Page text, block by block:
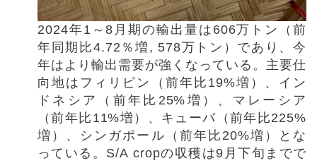
2024年1 ～8 月期の輸出量は 606万トン（前
年同期比4.72 ％増 , 578万トン）であり、今
年はより輸出需要が強くなっている。主要仕
向地はフィリピン（前年比 19%増）、イン
ドネシア（前年比 25% 増）、マレーシア
（前年比 11%増）、キューバ（前年比225%
増）、シンガポール（前年比 20%増）とな
っている。 S/A cropの収穫は9 月下旬までで